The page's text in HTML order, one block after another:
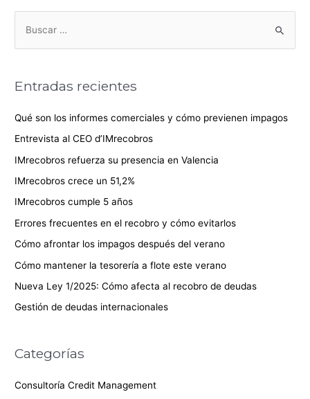
Entradas recientes
Qué son los informes comerciales y cómo previenen impagos
Entrevista al CEO d’IMrecobros
IMrecobros refuerza su presencia en Valencia
IMrecobros crece un 51,2%
IMrecobros cumple 5 años
Errores frecuentes en el recobro y cómo evitarlos
Cómo afrontar los impagos después del verano
Cómo mantener la tesorería a flote este verano
Nueva Ley 1/2025: Cómo afecta al recobro de deudas
Gestión de deudas internacionales
Categorías
Consultoría Credit Management